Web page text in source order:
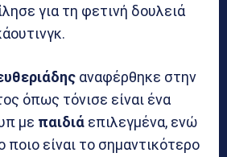
για τη φετινή δουλειά
αναφέρθηκε στην
όπως τόνισε είναι ένα
με παιδιά επιλεγμένα, ενώ
ποιο είναι το σημαντικότερο